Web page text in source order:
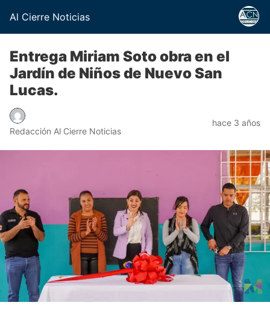
Al Cierre Noticias
Entrega Miriam Soto obra en el
Jardín de Niños de Nuevo San
Lucas.
Redacción Al Cierre Noticias
hace 3 años